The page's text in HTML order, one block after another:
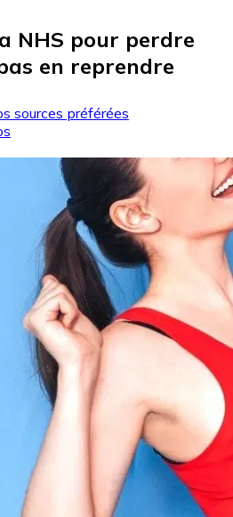
NHS pour perdre
en reprendre
sources préférées